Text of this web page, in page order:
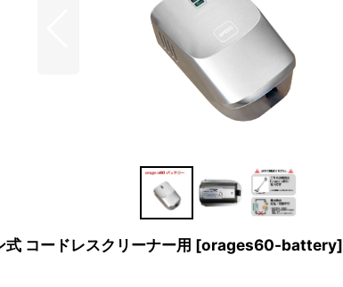
コードレスクリーナー用 [orages60-battery]